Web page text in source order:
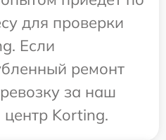
для проверки
Если
ремонт
за наш
центр Korting.